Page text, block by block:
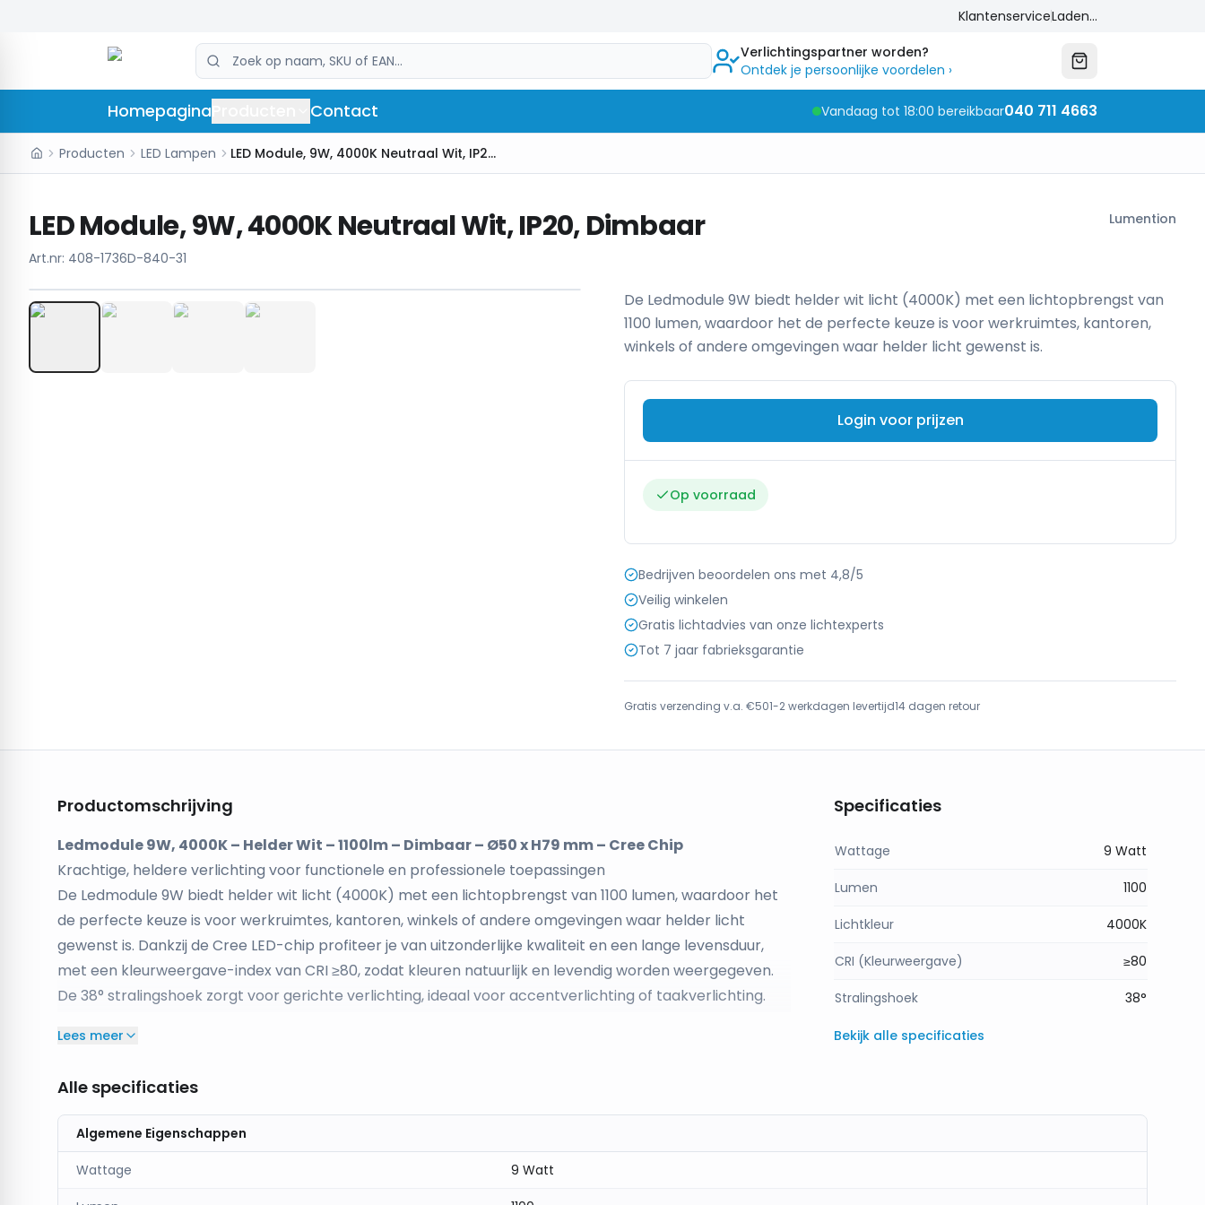
KlantenserviceLaden...
Verlichtingspartner worden?
Ontdek je persoonlijke voordelen ›
Homepagina Contact Vandaag tot 18:00 bereikbaar040 711 4663
Producten LED Lampen LED Module, 9W, 4000K Neutraal Wit, IP20, Dimbaar
LED Module, 9W, 4000K Neutraal Wit, IP20, Dimbaar Lumention
Art.nr: 408-1736D-840-31
De Ledmodule 9W biedt helder wit licht (4000K) met een lichtopbrengst van
1100 lumen, waardoor het de perfecte keuze is voor werkruimtes, kantoren,
winkels of andere omgevingen waar helder licht gewenst is.
Login voor prijzen
Op voorraad
Bedrijven beoordelen ons met 4,8/5
Veilig winkelen
Gratis lichtadvies van onze lichtexperts
Tot 7 jaar fabrieksgarantie
Gratis verzending v.a. €501-2 werkdagen levertijd14 dagen retour
Productomschrijving
Ledmodule 9W, 4000K – Helder Wit – 1100lm – Dimbaar – Ø50 x H79 mm – Cree Chip
Krachtige, heldere verlichting voor functionele en professionele toepassingen
De Ledmodule 9W biedt helder wit licht (4000K) met een lichtopbrengst van 1100 lumen, waardoor het
de perfecte keuze is voor werkruimtes, kantoren, winkels of andere omgevingen waar helder licht
gewenst is. Dankzij de Cree LED-chip profiteer je van uitzonderlijke kwaliteit en een lange levensduur,
met een kleurweergave-index van CRI ≥80, zodat kleuren natuurlijk en levendig worden weergegeven.
De 38° stralingshoek zorgt voor gerichte verlichting, ideaal voor accentverlichting of taakverlichting.
Lichtkleur:
Vermogen:9W – energiezuinig met uitstekende lichtprestaties
Stralingshoek:38° – ideaal voor gerichte verlichting, zoals taakverlichting of accentverlichting
CRI ≥80:Betrouwbare kleurweergave voor natuurgetrouwe verlichting
LED-chip:Voorzien van
technologie voor maximale prestaties en duurzaamheid
Ø50 x H79 mm – geschikt voor standaard GU10-armaturen en inbouwtoepassingen
Lees meer
Specificaties
Wattage 9 Watt
Lumen 1100
Lichtkleur 4000K
CRI (Kleurweergave) ≥80
Stralingshoek 38°
Bekijk alle specificaties
Alle specificaties
Algemene Eigenschappen
Wattage 9 Watt